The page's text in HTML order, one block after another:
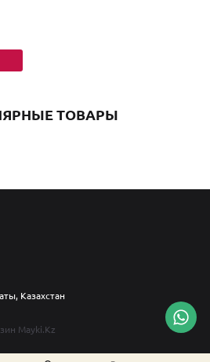
ТОВАРЫ
Казахстан
Mayki.Kz